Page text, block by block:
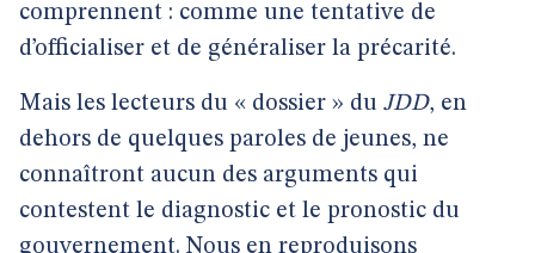
comprennent : comme une tentative de
d’officialiser et de généraliser la précarité.
Mais les lecteurs du « dossier » du JDD, en
dehors de quelques paroles de jeunes, ne
connaîtront aucun des arguments qui
contestent le diagnostic et le pronostic du
gouvernement. Nous en reproduisons